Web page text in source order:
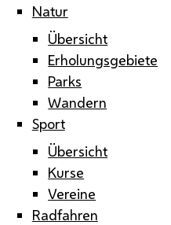
Natur
Übersicht
Erholungsgebiete
Parks
Wandern
Sport
Übersicht
Kurse
Vereine
Radfahren